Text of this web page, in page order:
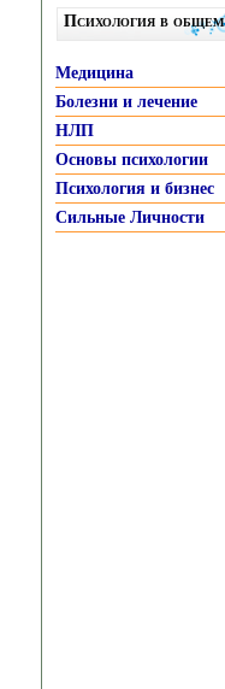
Психология в общем
Медицина
Болезни и лечение
НЛП
Основы психологии
Психология и бизнес
Сильные Личности